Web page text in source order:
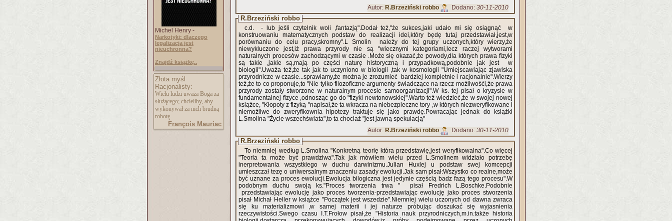
Michel Henry -
Narkotyki: dlaczego
legalizacja jest
nieuchronna?
Znajdź książkę..
Złota myśl
Racjonalisty:
Wielu ludzi uważa Boga za
służącego; chcieliby, aby
wykonywał za nich brudną
robotę.
François Mauriac
Autor: R.Brzeziński robbo Dodano: 30-11-2010
R.Brzeziński robbo
c.d. - lub jeśli czytelnik woli ,fantazją".Dodał też,"że sukces,jaki udało mi się osiągnąć w
konstruowaniu matematycznych podstaw do realizacji idei,który będę tutaj przedstawiał,jest,w
porównaniu do celu pracy,skromny".L Smolin należy do tej grupy uczonych,który wierzy,że
niewykluczone jest,iż prawa przyrody nie są "wiecznymi kategoriami,lecz raczej wytworami
naturalnych procesów zachodzącymi w czasie .Może się okazać,że powody,dla których prawa fizyki
są takie ,jakie są,mają po części naturę historyczną i przypadkową,podobnie jak jest w
biologii".Uważa też,że tak jak to uczyniono w biologii ,tak w kosmologii "Umiejscawiając zjawiska
przyrodnicze w czasie...sprawiamy,że można je zrozumieć bardziej kompletnie i racjonalnie".Wierzy
też,że to co proponuje,to "Nie tylko filozoficzne argumenty świadczące na rzecz możliwośći,że prawa
przyrody zostały stworzone w naturalnym procesie samoorganizacji".W ks. tej pisał o kryzysie w
fundamentalnej fizyce ,odnosząc go do "fizyki newtonowskiej".Warto też wiedzieć,że w swojej nowej
książce, "Kłopoty z fizyką "napisał,że ta wkracza na niebezpieczne tory ,w których niezweryfikowane i
niemożliwe do zweryfikownia hipotezy traktuje się jako prawdę.Powracając jednak do książki
L.Smolina "Życie wszechświata",to ta chociaż "jest jawną spekulacją"
Autor: R.Brzeziński robbo Dodano: 30-11-2010
R.Brzeziński robbo
To niemniej według L.Smolina "Konkretną teorię która przedstawię,jest weryfikowalna".Co więcej
"Teoria ta może być prawdziwa".Tak jak mówiłem wielu przed L.Smolinem widziało potrzebę
inerpretowania wszystkiego w duchu darwinizmu.Julian Huxlej u podstaw swej komcepcji
umieszczał tezę o uniwersalnym znaczeniu zasady ewolucji.Jak sam pisał:Wszystko co realne,może
być uznane za proces ewolucji.Ewolucja bilogiczna jest jedynie częścią badz fazą tego procesu".W
podobnym duchu swoją ks."Proces tworzenia trwa " pisał Fredrich L.Boschke.Podobnie
przedstawiając ewolucję jako proces tworzenia-przedstawiając ewolucję jako proces stworzenia
pisał Michał Heller w książce "Początek jest wszedzie".Niemniej wielu uczonych od dawna zwraca
się ku materializmowi ,w samej materii i jej naturze próbując doszukać się wyjasnienia
rzeczywistości.Swego czasu I.T.Frołow pisał,że "Historia nauk przyrodniczych,m.in.także historia